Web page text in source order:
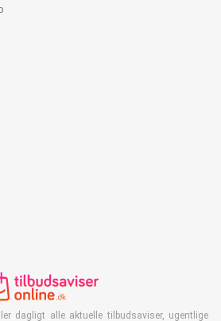
dagligt alle aktuelle tilbudsaviser, ugentlige